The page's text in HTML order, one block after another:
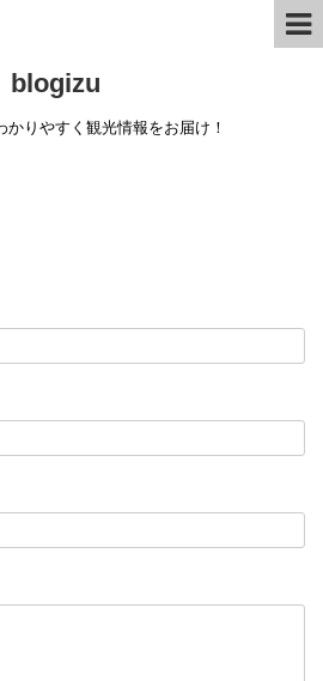
blogizu
りやすく観光情報をお届け！